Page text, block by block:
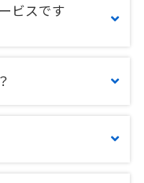
ビスです